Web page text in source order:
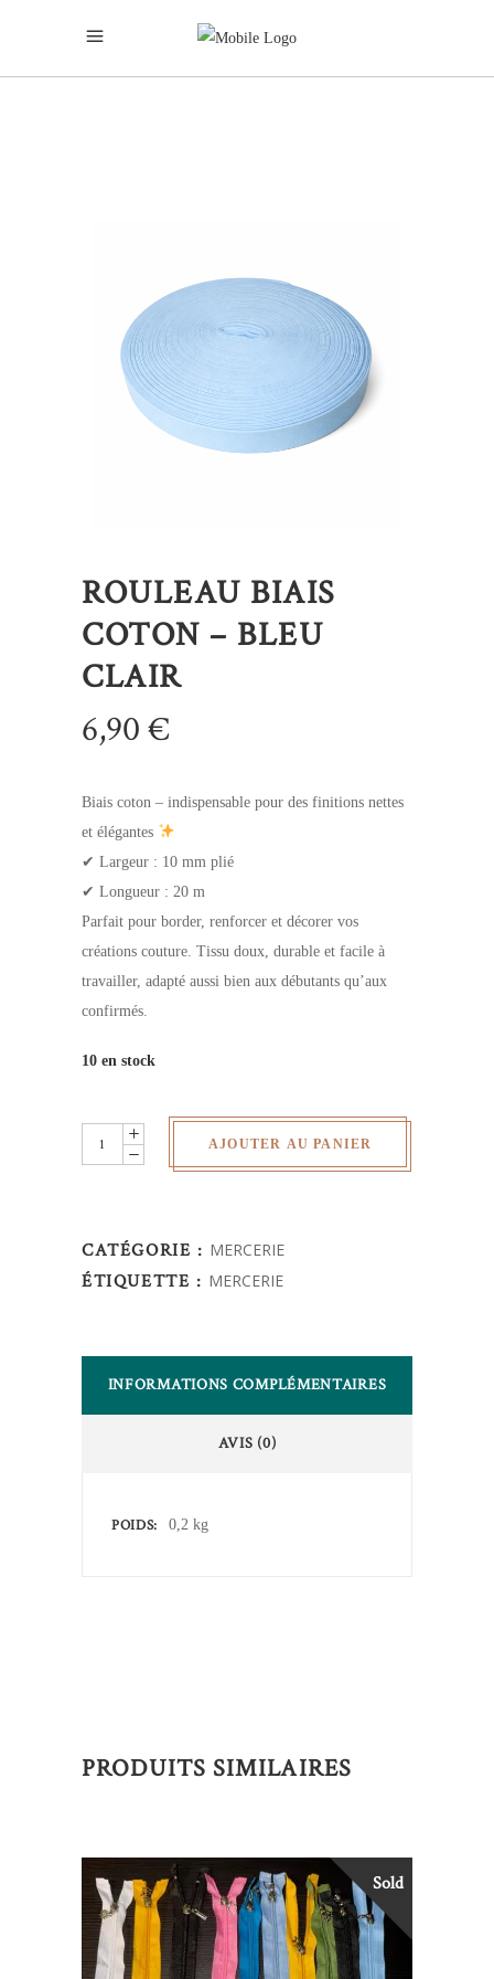
ROULEAU BIAIS
COTON – BLEU
CLAIR
6,90€
Biais coton – indispensable pour des finitions nettes
et élégantes
✔ Largeur : 10 mm plié
✔ Longueur : 20 m
Parfait pour border, renforcer et décorer vos
créations couture. Tissu doux, durable et facile à
travailler, adapté aussi bien aux débutants qu’aux
confirmés.
10 en stock
Rouleau
biais
bleu
clair
AJOUTER AU PANIER
CATÉGORIE : MERCERIE
ÉTIQUETTE : MERCERIE
INFORMATIONS COMPLÉMENTAIRES
AVIS (0)
POIDS 0,2 kg
PRODUITS SIMILAIRES
Sold